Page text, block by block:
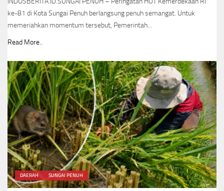
ke-81 di Kota Sungai Penuh berlangsung penuh semangat. Untuk
memeriahkan momentum tersebut, Pemerintah…
Read More..
DAERAH SUNGAI PENUH